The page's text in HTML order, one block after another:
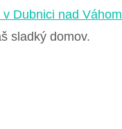
Dubnici nad Váhom
sladký domov.